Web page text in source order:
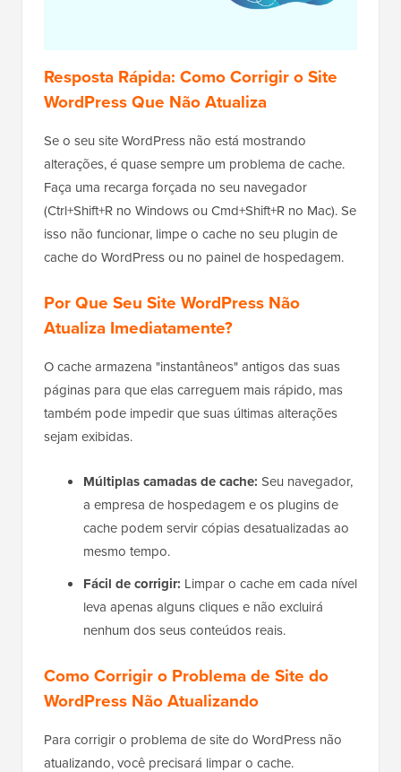
Resposta Rápida: Como Corrigir o Site
WordPress Que Não Atualiza
Se o seu site WordPress não está mostrando
alterações, é quase sempre um problema de cache.
Faça uma recarga forçada no seu navegador
(Ctrl+Shift+R no Windows ou Cmd+Shift+R no Mac). Se
isso não funcionar, limpe o cache no seu plugin de
cache do WordPress ou no painel de hospedagem.
Por Que Seu Site WordPress Não
Atualiza Imediatamente?
O cache armazena "instantâneos" antigos das suas
páginas para que elas carreguem mais rápido, mas
também pode impedir que suas últimas alterações
sejam exibidas.
Múltiplas camadas de cache: Seu navegador,
a empresa de hospedagem e os plugins de
cache podem servir cópias desatualizadas ao
mesmo tempo.
Fácil de corrigir: Limpar o cache em cada nível
leva apenas alguns cliques e não excluirá
nenhum dos seus conteúdos reais.
Como Corrigir o Problema de Site do
WordPress Não Atualizando
Para corrigir o problema de site do WordPress não
atualizando, você precisará limpar o cache.